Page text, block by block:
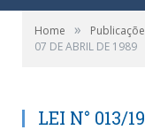
Home »
07 DE ABRIL DE 1989
LEI N° 013/